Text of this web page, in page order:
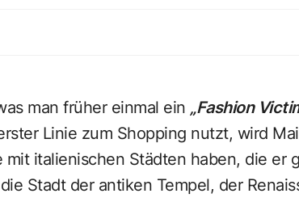
man früher einmal ein „Fashion
Linie zum Shopping nutzt, wird
mit italienischen Städten haben, die er
Stadt der antiken Tempel, der